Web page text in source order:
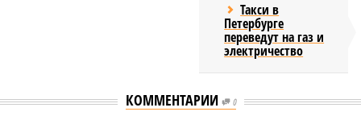
Такси в
Петербурге
переведут на газ и
электричество
КОММЕНТАРИИ 0